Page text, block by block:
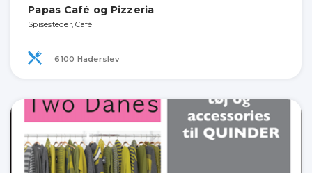
Papas Café og Pizzeria
Spisesteder, Café
6100 Haderslev